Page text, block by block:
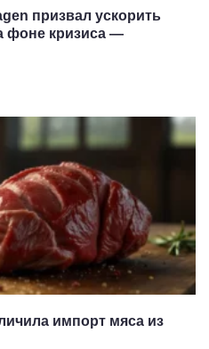
призвал ускорить
фоне кризиса —
импорт мяса из